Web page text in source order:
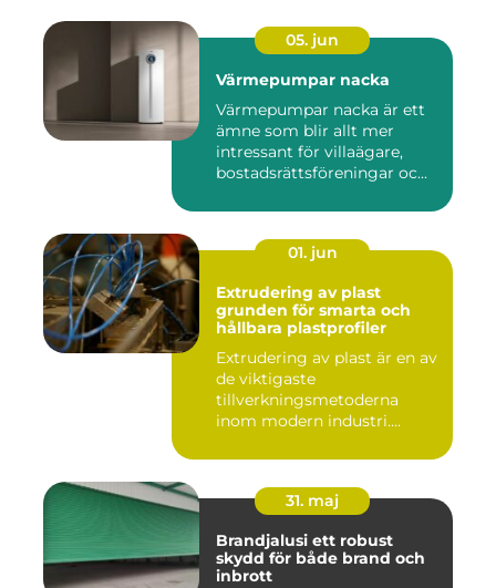
05. jun
Värmepumpar nacka
Värmepumpar nacka är ett
ämne som blir allt mer
intressant för villaägare,
bostadsrättsföreningar oc...
01. jun
Extrudering av plast
grunden för smarta och
hållbara plastprofiler
Extrudering av plast är en av
de viktigaste
tillverkningsmetoderna
inom modern industri.
31. maj
Brandjalusi ett robust
skydd för både brand och
inbrott